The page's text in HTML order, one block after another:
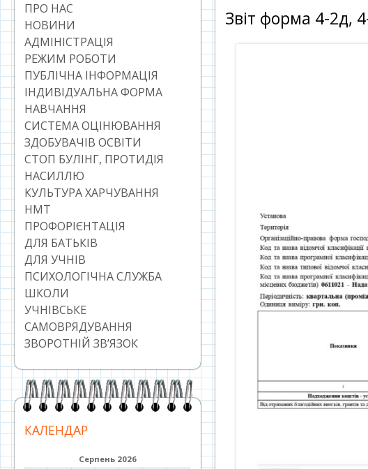
ПРО НАС
НОВИНИ
АДМІНІСТРАЦІЯ
РЕЖИМ РОБОТИ
ПУБЛІЧНА ІНФОРМАЦІЯ
ІНДИВІДУАЛЬНА ФОРМА
НАВЧАННЯ
СИСТЕМА ОЦІНЮВАННЯ
ЗДОБУВАЧІВ ОСВІТИ
СТОП БУЛІНГ, ПРОТИДІЯ
НАСИЛЛЮ
КУЛЬТУРА ХАРЧУВАННЯ
НМТ
ПРОФОРІЄНТАЦІЯ
ДЛЯ БАТЬКІВ
ДЛЯ УЧНІВ
ПСИХОЛОГІЧНА СЛУЖБА
ШКОЛИ
УЧНІВСЬКЕ
САМОВРЯДУВАННЯ
ЗВОРОТНІЙ ЗВ’ЯЗОК
КАЛЕНДАР
Серпень 2026
Звіт форма 4-2д,